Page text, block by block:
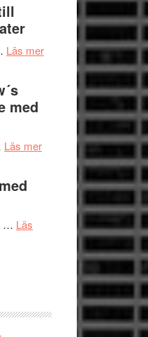
Hannes
Roland
Pöntinen
Scensommar
Artipelag
Läs merom
Malmöfestivalen
med
Läs merom
Filmrecension:
spännande
med
… Läs